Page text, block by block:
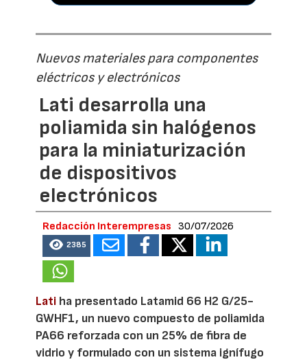
Nuevos materiales para componentes
eléctricos y electrónicos
Lati desarrolla una
poliamida sin halógenos
para la miniaturización
de dispositivos
electrónicos
Redacción Interempresas 30/07/2026
2385
Lati ha presentado Latamid 66 H2 G/25-
GWHF1, un nuevo compuesto de poliamida
PA66 reforzada con un 25% de fibra de
vidrio y formulado con un sistema ignífugo